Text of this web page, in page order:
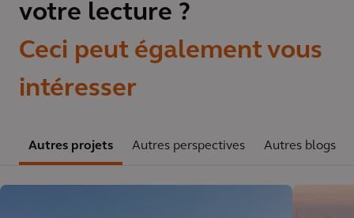
votre lecture ?
Ceci peut également vous
intéresser
Autres projets Autres perspectives Autres blogs